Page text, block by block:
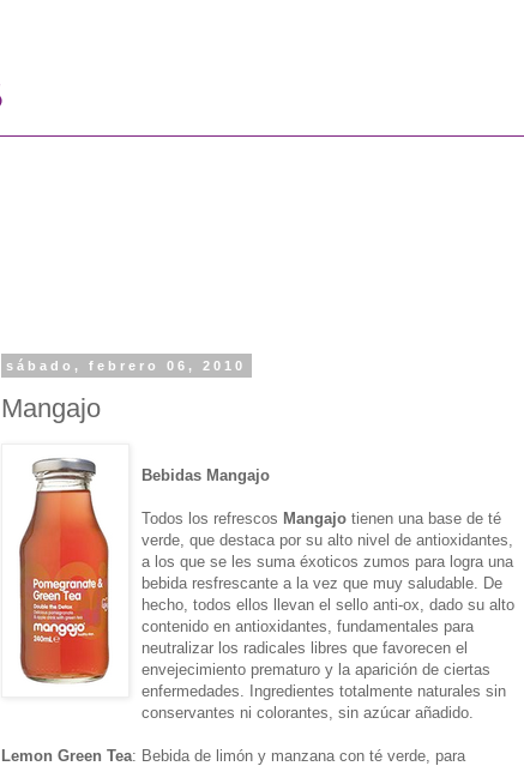
sábado, febrero 06, 2010
Mangajo
Bebidas Mangajo
Todos los refrescos Mangajo tienen una base de té
verde, que destaca por su alto nivel de antioxidantes,
a los que se les suma éxoticos zumos para logra una
bebida resfrescante a la vez que muy saludable. De
hecho, todos ellos llevan el sello anti-ox, dado su alto
contenido en antioxidantes, fundamentales para
neutralizar los radicales libres que favorecen el
envejecimiento prematuro y la aparición de ciertas
enfermedades. Ingredientes totalmente naturales sin
conservantes ni colorantes, sin azúcar añadido.
Lemon Green Tea: Bebida de limón y manzana con té verde, para